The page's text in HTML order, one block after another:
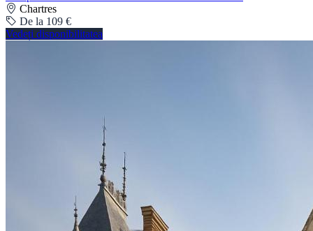
Chartres
De la 109 €
Vedeți disponibilitatea